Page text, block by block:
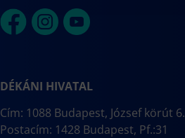
DÉKÁNI HIVATAL
Cím: 1088 Budapest, József körút 6.
Postacím: 1428 Budapest, Pf.:31